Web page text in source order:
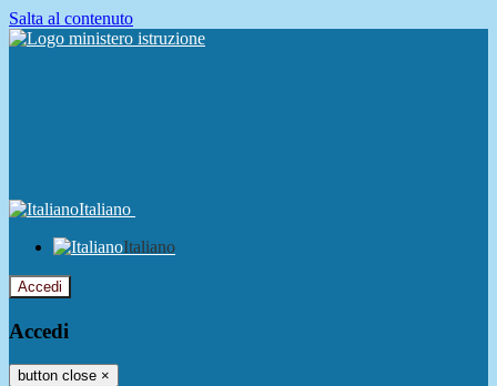
Salta al contenuto
Italiano
Italiano
Accedi
Accedi
button close ×